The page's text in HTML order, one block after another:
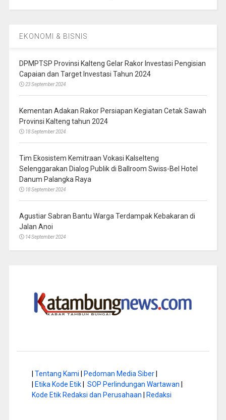
EKONOMI & BISNIS
DPMPTSP Provinsi Kalteng Gelar Rakor Investasi Pengisian
Capaian dan Target Investasi Tahun 2024
23 September 2024
Kementan Adakan Rakor Persiapan Kegiatan Cetak Sawah
Provinsi Kalteng tahun 2024
18 September 2024
Tim Ekosistem Kemitraan Vokasi Kalselteng
Selenggarakan Dialog Publik di Ballroom Swiss-Bel Hotel
Danum Palangka Raya
18 September 2024
Agustiar Sabran Bantu Warga Terdampak Kebakaran di
Jalan Anoi
14 September 2024
Tentang Kami Pedoman Media Siber|
Etika Kode Etik| SOP Perlindungan Wartawan
Kode Etik Redaksi dan Perusahaan
Redaksi